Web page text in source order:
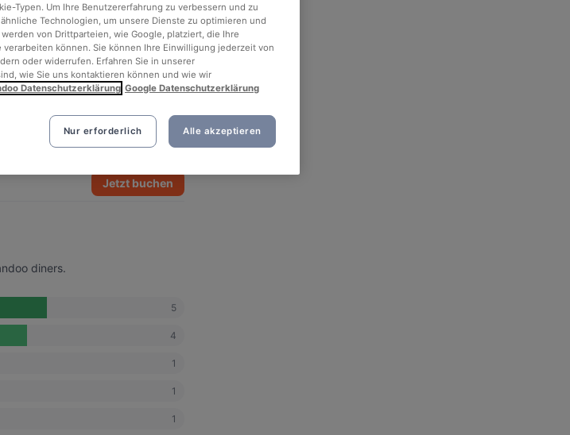
See all 3 photos
Jetzt buchen
diners.
5
4
1
1
1
Typen. Um Ihre Benutzererfahrung zu verbessern und zu
Technologien, um unsere Dienste zu optimieren und
von Drittparteien, wie Google, platziert, die Ihre
können. Sie können Ihre Einwilligung jederzeit von
oder widerrufen. Erfahren Sie in unserer
wie Sie uns kontaktieren können und wie wir
Datenschutzerklärung Google Datenschutzerklärung
Nur erforderlich Alle akzeptieren